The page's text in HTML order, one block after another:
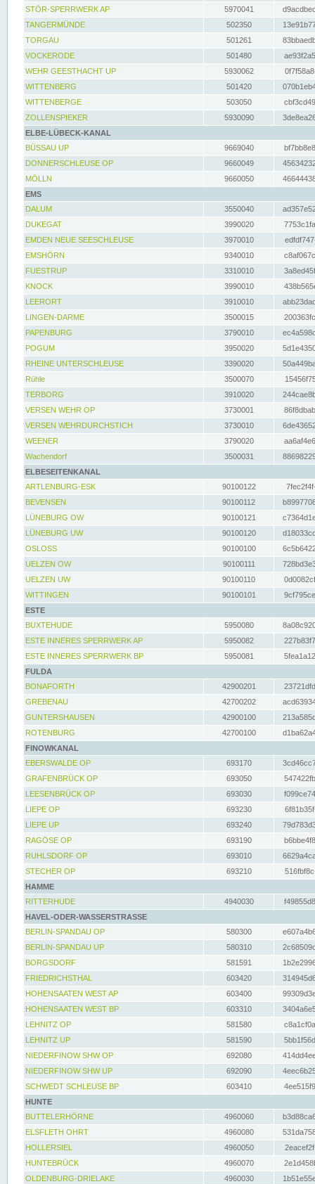
STÖR-SPERRWERK AP 5970041
TANGERMÜNDE
502350
TORGAU
501261
VOCKERODE
501480
WEHR GEESTHACHT UP
5930062
WITTENBERG
501420
WITTENBERGE
503050
ZOLLENSPIEKER
5930090
ELBE-LÜBECK-KANAL
BÜSSAU UP
9669040
DONNERSCHLEUSE OP
9660049
MÖLLN
9660050
EMS
DALUM
3550040
DUKEGAT
3990020
EMDEN NEUE SEESCHLEUSE
3970010
EMSHÖRN
9340010
FUESTRUP
3310010
KNOCK
3990010
LEERORT
3910010
LINGEN-DARME
3500015
PAPENBURG
3790010
POGUM
3950020
RHEINE UNTERSCHLEUSE
3390020
Rühle
3500070
TERBORG
3910020
VERSEN WEHR OP
3730001
VERSEN WEHRDURCHSTICH
3730010
WEENER
3790020
Wachendorf
3500031
ELBESEITENKANAL
ARTLENBURG-ESK
90100122
BEVENSEN
90100112
LÜNEBURG OW
90100121
LÜNEBURG UW
90100120
OSLOSS
90100100
UELZEN OW
90100111
UELZEN UW
90100110
WITTINGEN
90100101
ESTE
BUXTEHUDE
5950080
ESTE INNERES SPERRWERK AP
5950082
ESTE INNERES SPERRWERK BP
5950081
FULDA
BONAFORTH
42900201
GREBENAU
42700202
GUNTERSHAUSEN
42900100
ROTENBURG
42700100
FINOWKANAL
EBERSWALDE OP
693170
GRAFENBRÜCK OP
693050
LEESENBRÜCK OP
693030
LIEPE OP
693230
LIEPE UP
693240
RAGÖSE OP
693190
RUHLSDORF OP
693010
STECHER OP
693210
HAMME
RITTERHUDE
4940030
HAVEL-ODER-WASSERSTRASSE
BERLIN-SPANDAU OP
580300
BERLIN-SPANDAU UP
580310
BORGSDORF
581591
FRIEDRICHSTHAL
603420
HOHENSAATEN WEST AP
603400
HOHENSAATEN WEST BP
603310
LEHNITZ OP
581580
LEHNITZ UP
581590
NIEDERFINOW SHW OP
692080
NIEDERFINOW SHW UP
692090
SCHWEDT SCHLEUSE BP
603410
HUNTE
BUTTELERHÖRNE
4960060
ELSFLETH OHRT
4960080
HOLLERSIEL
4960050
HUNTEBRÜCK
4960070
OLDENBURG-DRIELAKE
4960030